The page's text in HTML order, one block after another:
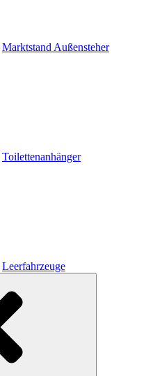
Marktstand Außensteher
Toilettenanhänger
Leerfahrzeuge